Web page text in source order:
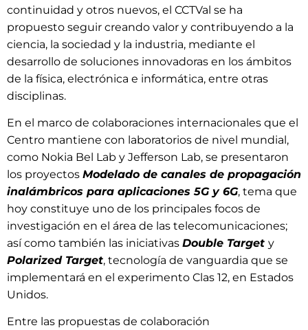
continuidad y otros nuevos, el CCTVal se ha
propuesto seguir creando valor y contribuyendo a la
ciencia, la sociedad y la industria, mediante el
desarrollo de soluciones innovadoras en los ámbitos
de la física, electrónica e informática, entre otras
disciplinas.
En el marco de colaboraciones internacionales que el
Centro mantiene con laboratorios de nivel mundial,
como Nokia Bel Lab y Jefferson Lab, se presentaron
los proyectos Modelado de canales de propagación
inalámbricos para aplicaciones 5G y 6G, tema que
hoy constituye uno de los principales focos de
investigación en el área de las telecomunicaciones;
así como también las iniciativas Double Target y
Polarized Target, tecnología de vanguardia que se
implementará en el experimento Clas 12, en Estados
Unidos.
Entre las propuestas de colaboración